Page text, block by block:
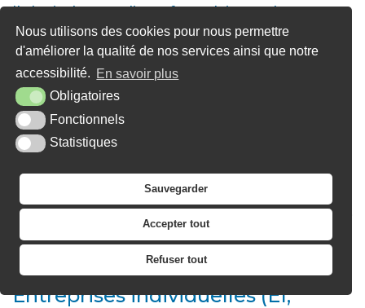
Nous utilisons des cookies pour nous permettre
d'améliorer la qualité de nos services ainsi que notre
accessibilité. En savoir plus
Obligatoires
Fonctionnels
Statistiques
Sauvegarder
Accepter tout
Refuser tout
Il s'agit de remplir un formulaire et de
l'adresser à laDrealde votre région.
Leformulaire de demandeest différent selon
le statut de votre entreprise (société ou
entreprise individuelle).
Société
Société
Si vous êtes une société (autre qu'uneSASU),
vous devez remplir le formulaire suivant :
Entreprises individuelles (EI,
EURL, EIRL, SASU)
Entreprises individuelles (EI,